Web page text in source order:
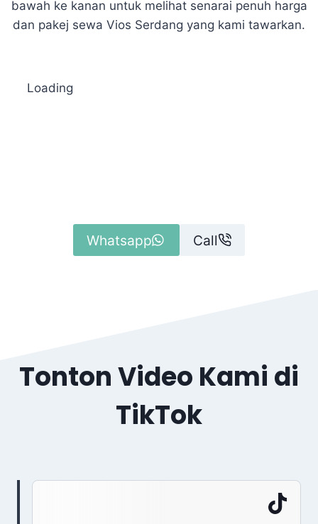
bawah ke kanan untuk melihat senarai penuh harga
dan pakej sewa Vios Serdang yang kami tawarkan.
Loading
Whatsapp Call
Tonton Video Kami di
TikTok